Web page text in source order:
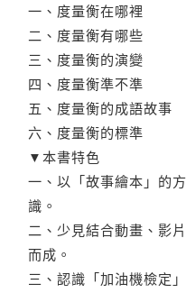
一、度量衡在哪裡
二、度量衡有哪些
三、度量衡的演變
四、度量衡準不準
五、度量衡的成語故事
六、度量衡的標準
▼本書特色
一、以「故事繪本」的
識。
二、少見結合動畫、影
而成。
三、認識「加油機檢定